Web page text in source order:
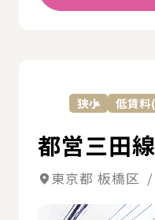
狭小 低賃料
都営三田
東京都 板橋区